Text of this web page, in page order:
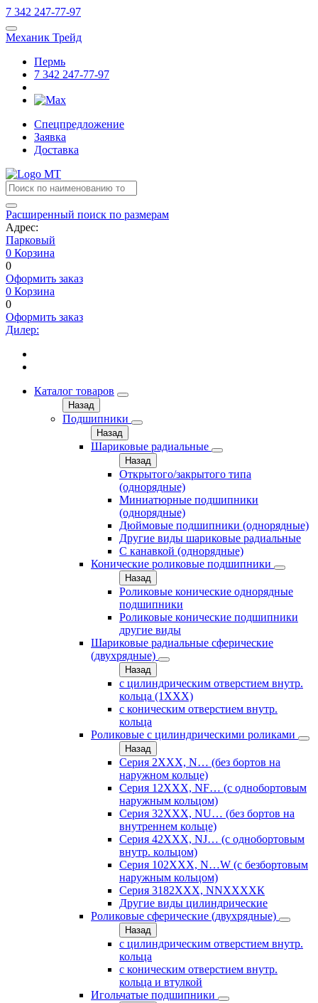
7 342 247-77-97
Механик Трейд
Пермь
7 342 247-77-97
Спецпредложение
Заявка
Доставка
Расширенный поиск по размерам
Адрес:
Парковый
0 Корзина
0
Оформить заказ
0 Корзина
0
Оформить заказ
Дилер:
Каталог товаров
Назад
Подшипники
Назад
Шариковые радиальные
Назад
Открытого/закрытого типа
(однорядные)
Миниатюрные подшипники
(однорядные)
Дюймовые подшипники (однорядные)
Другие виды шариковые радиальные
С канавкой (однорядные)
Конические роликовые подшипники
Назад
Роликовые конические однорядные
подшипники
Роликовые конические подшипники
другие виды
Шариковые радиальные сферические
(двухрядные)
Назад
с цилиндрическим отверстием внутр.
кольца (1ХХХ)
с коническим отверстием внутр.
кольца
Роликовые с цилиндрическими роликами
Назад
Серия 2ХХХ, N… (без бортов на
наружном кольце)
Серия 12ХХХ, NF… (с однобортовым
наружным кольцом)
Серия 32ХХХ, NU… (без бортов на
внутреннем кольце)
Серия 42ХХХ, NJ… (с однобортовым
внутр. кольцом)
Серия 102ХХХ, N…W (с безбортовым
наружным кольцом)
Серия 3182ХХХ, NNХХХХК
Другие виды цилиндрические
Роликовые сферические (двухрядные)
Назад
с цилиндрическим отверстием внутр.
кольца
с коническим отверстием внутр.
кольца и втулкой
Игольчатые подшипники